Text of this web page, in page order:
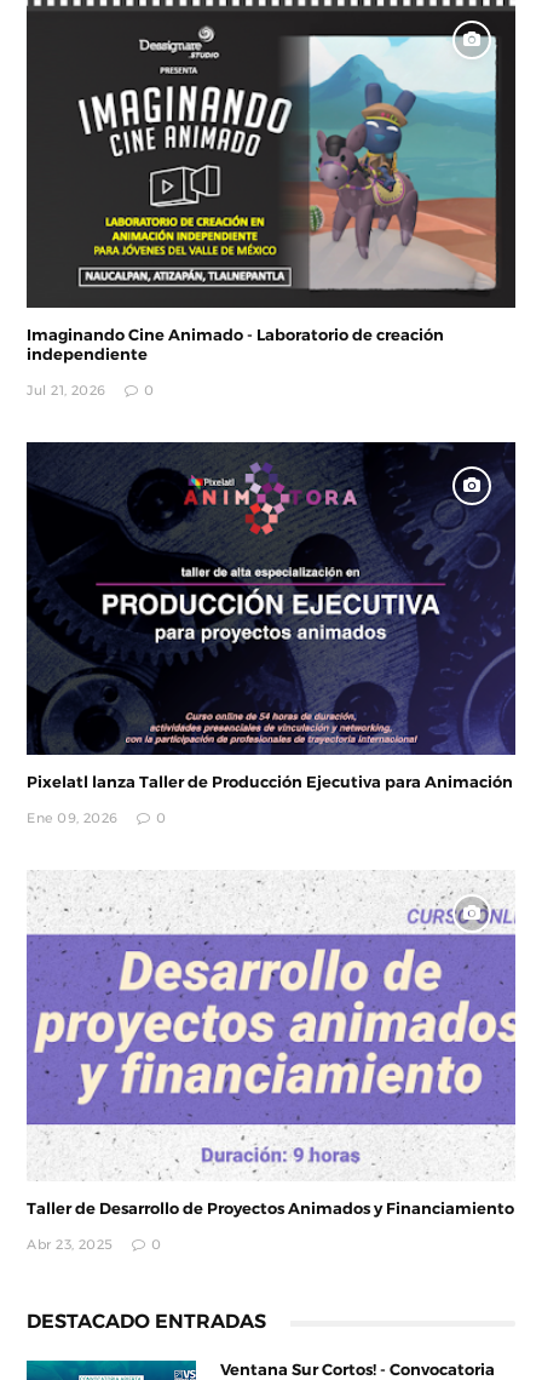
Imaginando Cine Animado - Laboratorio de creación
independiente
Jul 21, 2026 0
Pixelatl lanza Taller de Producción Ejecutiva para Animación
Ene 09, 2026 0
Taller de Desarrollo de Proyectos Animados y Financiamiento
Abr 23, 2025 0
DESTACADO ENTRADAS
Ventana Sur Cortos! - Convocatoria